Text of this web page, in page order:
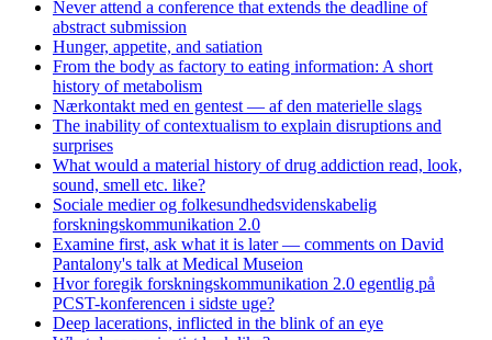
Never attend a conference that extends the deadline of
abstract submission
Hunger, appetite, and satiation
From the body as factory to eating information: A short
history of metabolism
Nærkontakt med en gentest — af den materielle slags
The inability of contextualism to explain disruptions and
surprises
What would a material history of drug addiction read, look,
sound, smell etc. like?
Sociale medier og folkesundhedsvidenskabelig
forskningskommunikation 2.0
Examine first, ask what it is later — comments on David
Pantalony's talk at Medical Museion
Hvor foregik forskningskommunikation 2.0 egentlig på
PCST-konferencen i sidste uge?
Deep lacerations, inflicted in the blink of an eye